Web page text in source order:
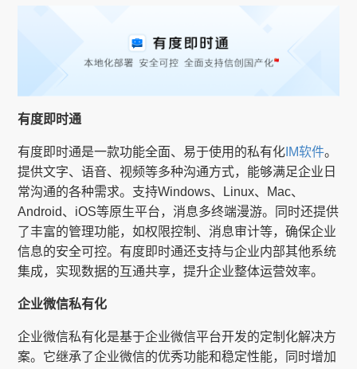
有度即时通
有度即时通是一款功能全面、易于使用的私有化 IM软件。
提供文字、语音、视频等多种沟通方式，能够满足企业日
常沟通的各种需求。支持Windows、Linux、Mac、
Android、iOS等原生平台，消息多终端漫游。同时还提供
了丰富的管理功能，如权限控制、消息审计等，确保企业
信息的安全可控。有度即时通还支持与企业内部其他系统
集成，实现数据的互通共享，提升企业整体运营效率。
企业微信私有化
企业微信私有化是基于企业微信平台开发的定制化解决方
案。它继承了企业微信的优秀功能和稳定性能，同时增加